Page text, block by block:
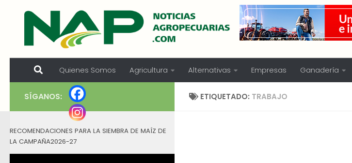
Skip to content
Quienes Somos Agricultura Alternativas Empresas Ganadería
ETIQUETADO: TRABAJO
SÍGANOS:
RECOMENDACIONES PARA LA SIEMBRA DE MAÍZ DE
LA CAMPAÑA2026-27